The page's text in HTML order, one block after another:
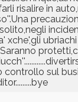
risalire in
xche',gli
sul